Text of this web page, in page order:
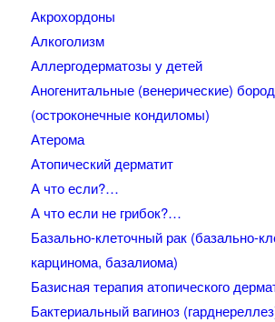
Акрохордоны
Алкоголизм
Аллергодерматозы у детей
Аногенитальные (венерические)
(остроконечные кондиломы)
Атерома
Атопический дерматит
А что если?…
А что если не грибок?…
Базально-клеточный рак (базально-
карцинома, базалиома)
Базисная терапия атопического
Бактериальный вагиноз